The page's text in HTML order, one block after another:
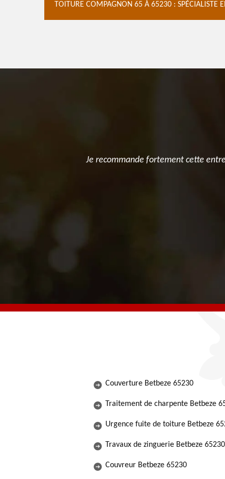
TOITURE COMPAGNON 65 À 65230 : SPÉCIALISTE
Je recommande fortement cette
Couverture Betbeze 65230
Traitement de charpente Betbeze
Urgence fuite de toiture Betbeze
Travaux de zinguerie Betbeze 65230
Couvreur Betbeze 65230